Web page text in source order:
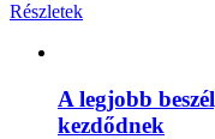
Részletek
A legjobb
kezdődnek